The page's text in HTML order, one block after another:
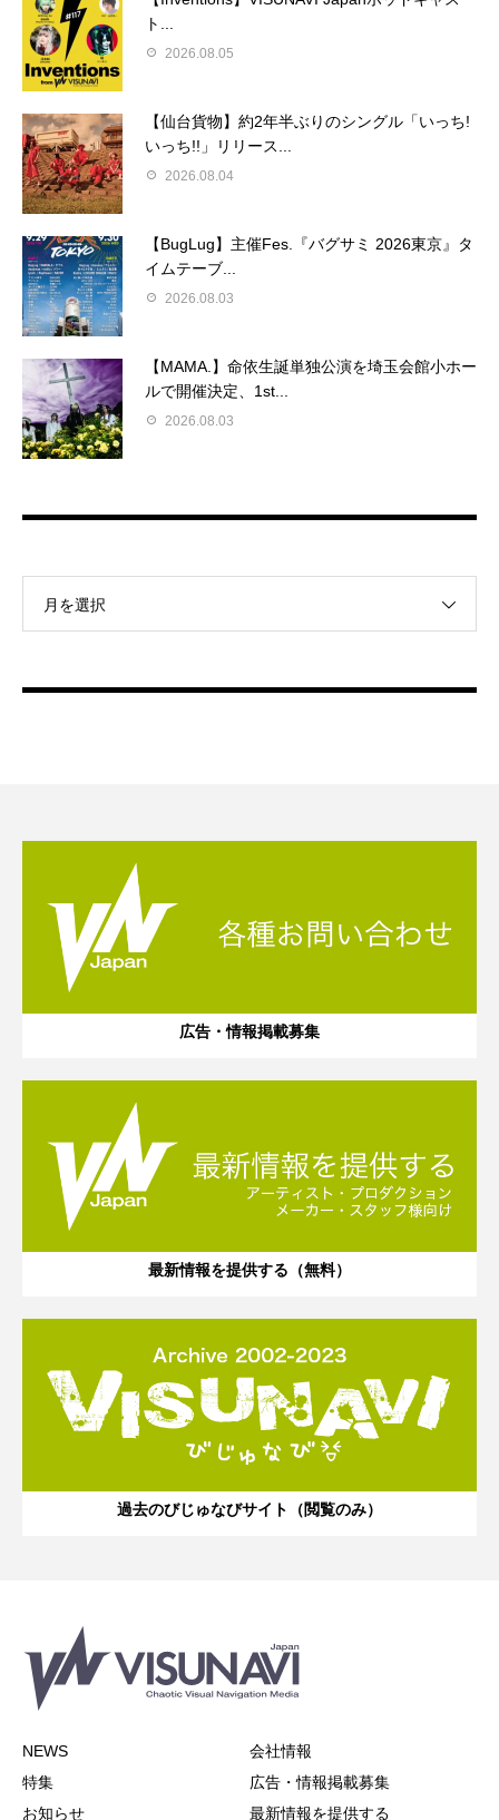
ト...
2026.08.05
【仙台貨物】約2年半ぶりのシングル「いっち!
いっち!!」リリース...
2026.08.04
【BugLug】主催Fes.『バグサミ 2026東京』タ
イムテーブ...
2026.08.03
【MAMA.】命依生誕単独公演を埼玉会館小ホー
ルで開催決定、1st...
2026.08.03
月を選択
広告・情報掲載募集
最新情報を提供する（無料）
過去のびじゅなびサイト（閲覧のみ）
NEWS
特集
お知らせ
会社情報
広告・情報掲載募集
最新情報を提供する